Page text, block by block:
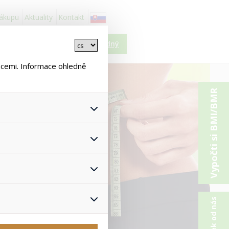
Vypočti si BMI/BMR
Aktuality Kontakt
Košík je prázdný
Informace ohledně
s uživáním cookies. Pro
nedokážeme zjistit
se nevhodným